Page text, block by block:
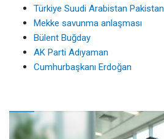
Türkiye Suudi Arabistan Pakistan
Mekke savunma anlaşması
Bülent Buğday
AK Parti Adıyaman
Cumhurbaşkanı Erdoğan